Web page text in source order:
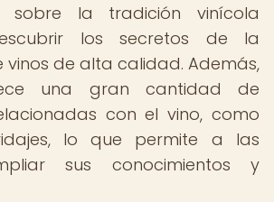
sobre la tradición vinícola
los secretos de la
de alta calidad. Además,
una gran cantidad de
con el vino, como
lo que permite a las
sus conocimientos y